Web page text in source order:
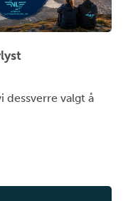
dessverre valgt å